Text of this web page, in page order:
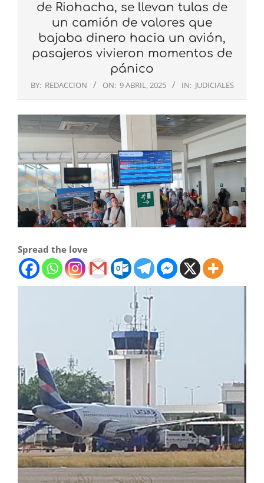
de Riohacha, se llevan tulas de
un camión de valores que
bajaba dinero hacia un avión,
pasajeros vivieron momentos de
pánico
BY: REDACCION ON: 9 ABRIL, 2025 IN: JUDICIALES
Spread the love